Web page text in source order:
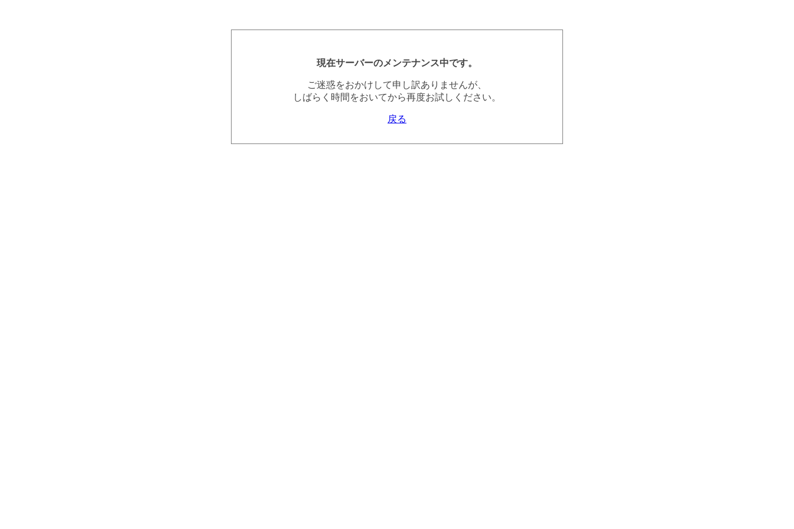
現在サーバーのメンテナンス中です。
ご迷惑をおかけして申し訳ありませんが、
しばらく時間をおいてから再度お試しください。
戻る